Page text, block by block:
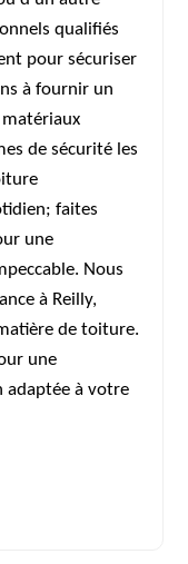
qualifiés
pour sécuriser
à fournir un
de sécurité les
faites
une
Nous
à Reilly,
de toiture.
une
adaptée à votre